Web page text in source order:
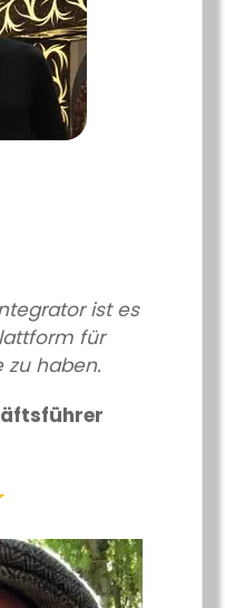
ist es
für
zu haben.